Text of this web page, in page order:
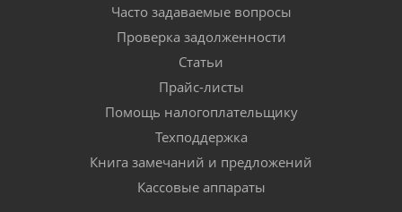
Часто задаваемые вопросы
Проверка задолженности
Статьи
Прайс-листы
Помощь налогоплательщику
Техподдержка
Книга замечаний и предложений
Кассовые аппараты